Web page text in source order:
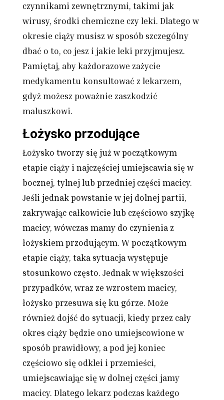
czynnikami zewnętrznymi, takimi jak
wirusy, środki chemiczne czy leki. Dlatego w
okresie ciąży musisz w sposób szczególny
dbać o to, co jesz i jakie leki przyjmujesz.
Pamiętaj, aby każdorazowe zażycie
medykamentu konsultować z lekarzem,
gdyż możesz poważnie zaszkodzić
maluszkowi.
Łożysko przodujące
Łożysko tworzy się już w początkowym
etapie ciąży i najczęściej umiejscawia się w
bocznej, tylnej lub przedniej części macicy.
Jeśli jednak powstanie w jej dolnej partii,
zakrywając całkowicie lub częściowo szyjkę
macicy, wówczas mamy do czynienia z
łożyskiem przodującym. W początkowym
etapie ciąży, taka sytuacja występuje
stosunkowo często. Jednak w większości
przypadków, wraz ze wzrostem macicy,
łożysko przesuwa się ku górze. Może
również dojść do sytuacji, kiedy przez cały
okres ciąży będzie ono umiejscowione w
sposób prawidłowy, a pod jej koniec
częściowo się odklei i przemieści,
umiejscawiając się w dolnej części jamy
macicy. Dlatego lekarz podczas każdego